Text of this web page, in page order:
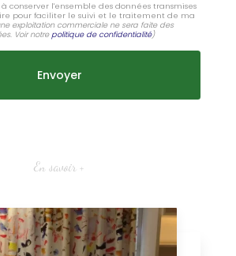
conserver l'ensemble des données transmises
pour faciliter le suivi et le traitement de ma
exploitation commerciale ne sera faite des
Voir notrepolitique de confidentialité)
En savoir +